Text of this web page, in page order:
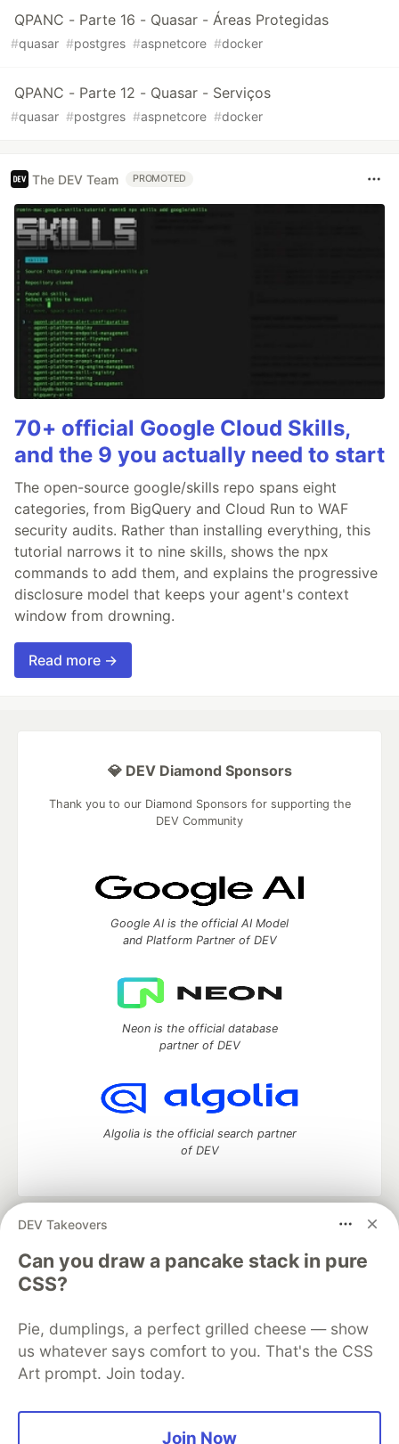
QPANC - Parte 16 - Quasar - Áreas Protegidas
#quasar #postgres #aspnetcore #docker
QPANC - Parte 12 - Quasar - Serviços
#quasar #postgres #aspnetcore #docker
The DEV Team PROMOTED
70+ official Google Cloud Skills,
and the 9 you actually need to start
The open-source google/skills repo spans eight
categories, from BigQuery and Cloud Run to WAF
security audits. Rather than installing everything, this
tutorial narrows it to nine skills, shows the npx
commands to add them, and explains the progressive
disclosure model that keeps your agent's context
window from drowning.
Read more →
DEV Takeovers
Can you draw a pancake stack in pure
CSS?
Pie, dumplings, a perfect grilled cheese — show
us whatever says comfort to you. That's the CSS
Art prompt. Join today.
Join Now
💎 DEV Diamond Sponsors
Thank you to our Diamond Sponsors for supporting the
DEV Community
Google AI is the official AI Model
and Platform Partner of DEV
Neon is the official database
partner of DEV
Algolia is the official search partner
of DEV
DEV Community
development and manage your software career
Home
DEV Challenges DEV++
Videos
DEV Education Tracks
Free Postgres Database
DEV Shop
MLH
Code of Conduct
Privacy Policy
Terms of Use
Built on
Forem — the open source software that powers
and other inclusive communities.